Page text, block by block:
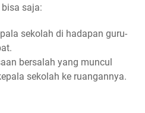
saja:
sekolah di hadapan guru-
bersalah yang muncul
sekolah ke ruangannya.